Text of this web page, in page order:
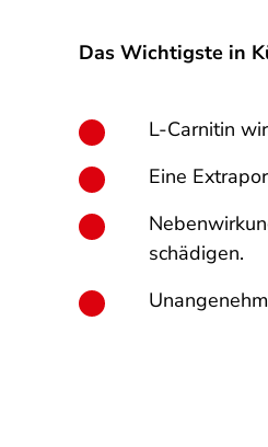
Das Wichtigste in
L-Carnitin
Eine
schädigen.